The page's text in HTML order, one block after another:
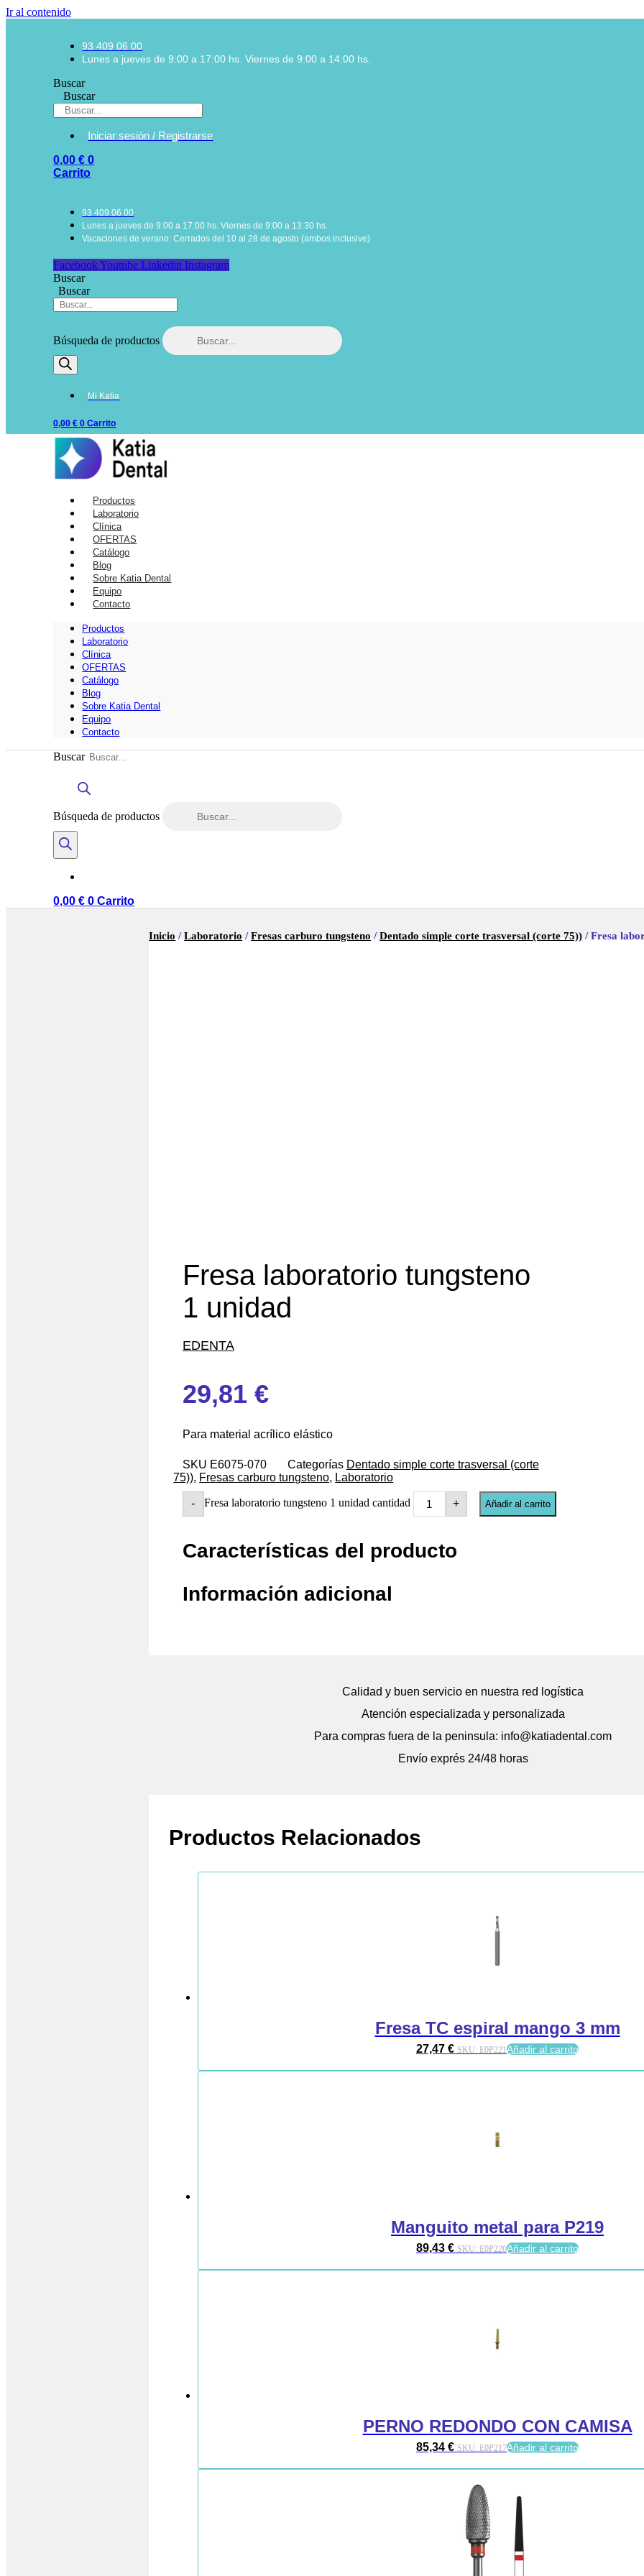
Ir al contenido
93 409 06 00
Lunes a jueves de 9:00 a 17:00 hs. Viernes de 9:00 a 14:00 hs.
Buscar
Buscar
Iniciar sesión / Registrarse
0,00€ 0
Carrito
93 409 06 00
Lunes a jueves de 9:00 a 17:00 hs. Viernes de 9:00 a 13:30 hs.
Vacaciones de verano: Cerrados del 10 al 28 de agosto (ambos inclusive)
Facebook Youtube Linkedin Instagram
Buscar
Buscar
Búsqueda de productos
Mi Katia
0,00€ 0 Carrito
Productos
Laboratorio
Clínica
OFERTAS
Catálogo
Blog
Sobre Katia Dental
Equipo
Contacto
Productos
Laboratorio
Clínica
OFERTAS
Catálogo
Blog
Sobre Katia Dental
Equipo
Contacto
Buscar
Búsqueda de productos
0,00€ 0 Carrito
Inicio /Laboratorio /Fresas carburo tungsteno /Dentado simple corte trasversal (corte 75)) / Fresa
Fresa laboratorio tungsteno
1 unidad
EDENTA
29,81 €
Para material acrílico elástico
SKU E6075-070 Categorías Dentado simple corte trasversal (corte
75)), Fresas carburo tungsteno, Laboratorio
- Fresa laboratorio tungsteno 1 unidad cantidad + Añadir al carrito
Características del producto
Información adicional
Calidad y buen servicio en nuestra red logística
Atención especializada y personalizada
Para compras fuera de la peninsula: info@katiadental.com
Envío exprés 24/48 horas
Productos Relacionados
Fresa TC espiral mango 3 mm
27,47 € SKU: E0P221Añadir al carrito
Manguito metal para P219
89,43 € SKU: E0P220Añadir al carrito
PERNO REDONDO CON CAMISA
85,34 € SKU: E0P217Añadir al carrito